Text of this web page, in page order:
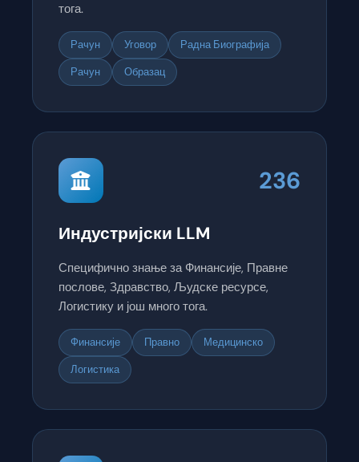
тога.
Рачун Уговор
Радна Биографија
Рачун
Образац
236
Индустријски LLM
Специфично знање за Финансије, Правне
послове, Здравство, Људске ресурсе,
Логистику и још много тога.
Финансије Правно
Медицинско
Логистика